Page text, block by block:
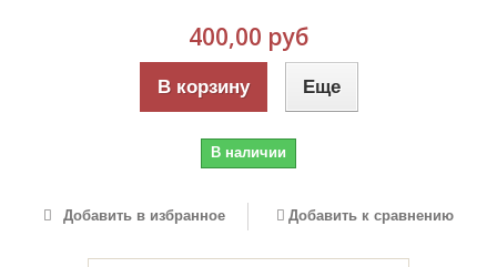
400,00 руб
В корзину Еще
В наличии
Добавить в избранное Добавить к сравнению